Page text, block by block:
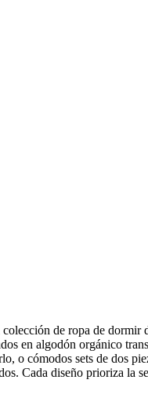
de ropa de dormir
en algodón orgánico
o cómodos sets de dos
Cada diseño prioriza la